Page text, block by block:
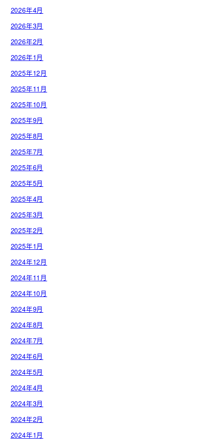
2026年4月
2026年3月
2026年2月
2026年1月
2025年12月
2025年11月
2025年10月
2025年9月
2025年8月
2025年7月
2025年6月
2025年5月
2025年4月
2025年3月
2025年2月
2025年1月
2024年12月
2024年11月
2024年10月
2024年9月
2024年8月
2024年7月
2024年6月
2024年5月
2024年4月
2024年3月
2024年2月
2024年1月